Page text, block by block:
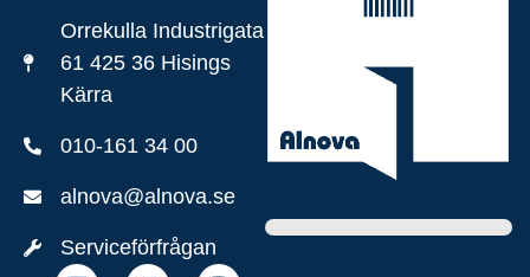
Orrekulla Industrigata
61 425 36 Hisings
Kärra
010-161 34 00
alnova@alnova.se
Serviceförfrågan